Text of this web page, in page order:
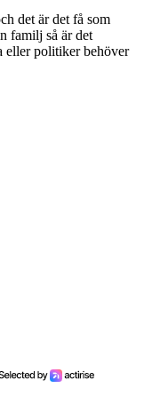
det är det få som
familj så är det
eller politiker behöver